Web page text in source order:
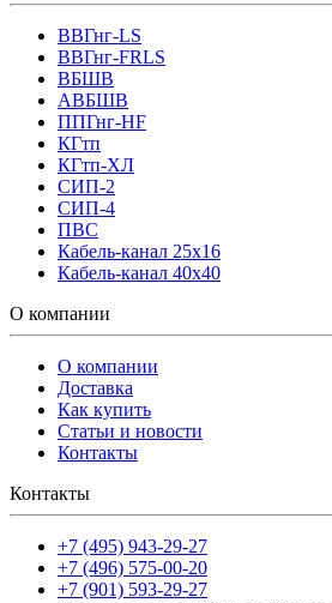
ВВГнг-LS
ВВГнг-FRLS
ВБШВ
АВБШВ
ППГнг-HF
КГтп
КГтп-ХЛ
СИП-2
СИП-4
ПВС
Кабель-канал 25х16
Кабель-канал 40х40
О компании
О компании
Доставка
Как купить
Статьи и новости
Контакты
Контакты
+7 (495) 943-29-27
+7 (496) 575-00-20
+7 (901) 593-29-27